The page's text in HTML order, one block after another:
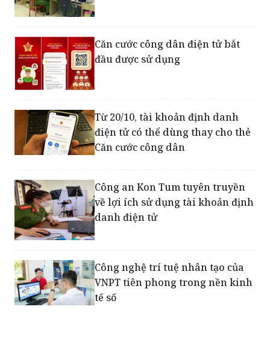
Căn cước công dân điện tử bắt
đầu được sử dụng
Từ 20/10, tài khoản định danh
điện tử có thể dùng thay cho thẻ
Căn cước công dân
Công an Kon Tum tuyên truyền
về lợi ích sử dụng tài khoản định
danh điện tử
Công nghệ trí tuệ nhân tạo của
VNPT tiên phong trong nền kinh
tế số